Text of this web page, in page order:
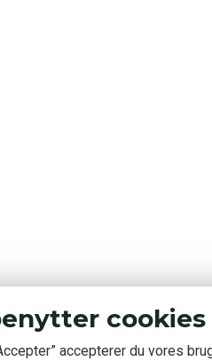
cookies
accepterer du vores